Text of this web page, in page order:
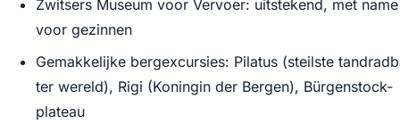
Zwitsers Museum voor Vervoer: uitstekend, met name
voor gezinnen
Gemakkelijke bergexcursies: Pilatus (steilste
ter wereld), Rigi (Koningin der Bergen), Bürgenstock-
plateau